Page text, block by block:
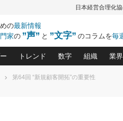
日本経営合理化
の最新情報
家の ”声” と ”文字” のコラムを毎
トレンド 数字 組織 業
第64回 “新規顧客開拓”の重要性